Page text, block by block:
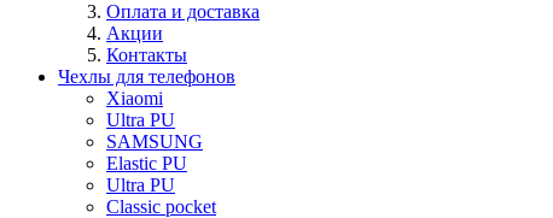
Оплата и доставка
Акции
Контакты
Чехлы для телефонов
Xiaomi
Ultra PU
SAMSUNG
Elastic PU
Ultra PU
Classic pocket